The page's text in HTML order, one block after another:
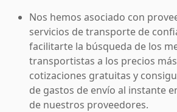
Nos hemos asociado con
servicios de transporte de
facilitarte la búsqueda de los
transportistas a los precios
cotizaciones gratuitas y
de gastos de envío al instante
de nuestros proveedores.